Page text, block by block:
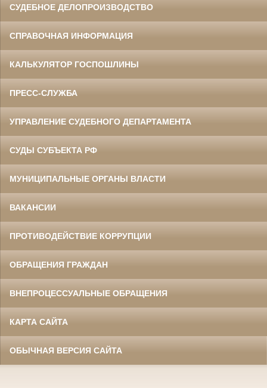
СУДЕБНОЕ ДЕЛОПРОИЗВОДСТВО
СПРАВОЧНАЯ ИНФОРМАЦИЯ
КАЛЬКУЛЯТОР ГОСПОШЛИНЫ
ПРЕСС-СЛУЖБА
УПРАВЛЕНИЕ СУДЕБНОГО ДЕПАРТАМЕНТА
СУДЫ СУБЪЕКТА РФ
МУНИЦИПАЛЬНЫЕ ОРГАНЫ ВЛАСТИ
ВАКАНСИИ
ПРОТИВОДЕЙСТВИЕ КОРРУПЦИИ
ОБРАЩЕНИЯ ГРАЖДАН
ВНЕПРОЦЕССУАЛЬНЫЕ ОБРАЩЕНИЯ
КАРТА САЙТА
ОБЫЧНАЯ ВЕРСИЯ САЙТА